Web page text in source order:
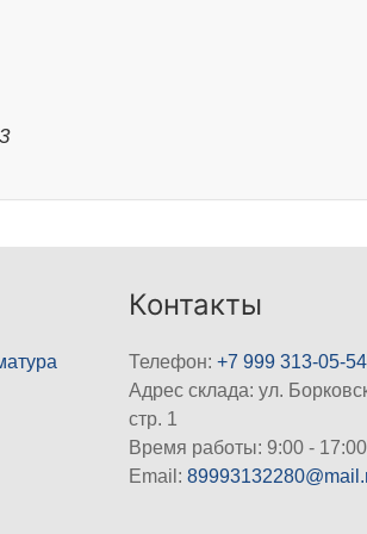
Контакты
Телефон:+7 999 313-05-54
Адрес склада: ул.
стр. 1
Время работы: 9:00 - 17:00
Email: